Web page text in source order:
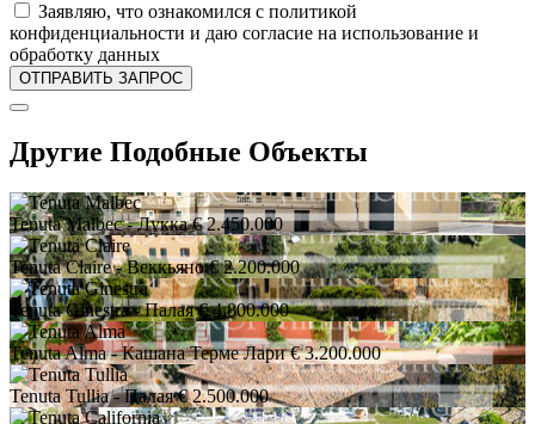
Заявляю, что ознакомился с политикой
конфиденциальности и даю согласие на использование и
обработку данных
Другие Подобные Объекты
Tenuta Malbec- Лукка € 2.450.000
Tenuta Claire- Веккьяно € 2.200.000
Tenuta Ginestra- Палая € 4.800.000
Tenuta Alma- Кашана Терме Лари € 3.200.000
Tenuta Tullia- Палая € 2.500.000